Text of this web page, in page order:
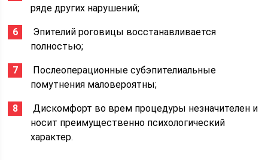
ряде других нарушений;
​ Эпителий роговицы восстанавливается
полностью;
​ Послеоперационные субэпителиальные
помутнения маловероятны;
​ Дискомфорт во врем процедуры незначителен и
носит преимущественно психологический
характер.